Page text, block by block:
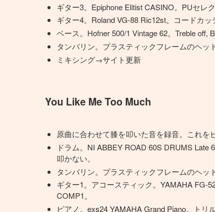
ギター3。Epiphone Elitist CASINO。PUセレ
ギター4。Roland VG-88 Ric12st。コードカッ
ベース。Hofner 500/1 Vintage 62。Treble off,
タンバリン。プラスティックフレームのヘッド
ミキシング→サイト更新
You Like Me Too Much
原曲に合わせて膝を叩いた音を録音。これを
ドラム。NI ABBEY ROAD 60S DRUMS
叩かない。
タンバリン。プラスティックフレームのヘッド
ギター1。アコースティック。YAMAHA FG-
COMP1。
ピアノ。exs24 YAMAHA Grand Piano。トリ